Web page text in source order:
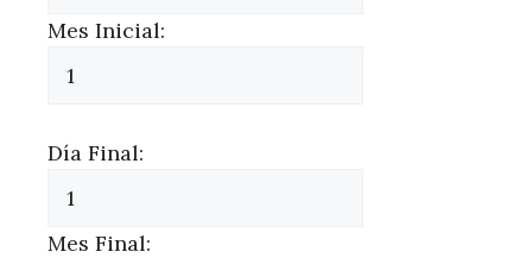
Mes Inicial:
Día Final:
Mes Final: